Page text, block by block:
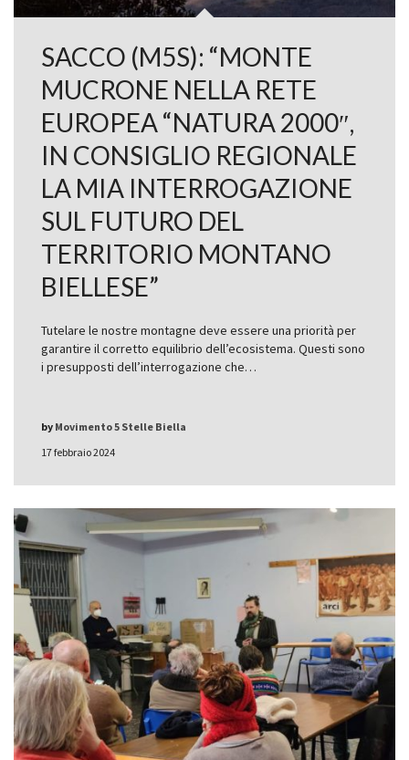
SACCO (M5S): “MONTE
MUCRONE NELLA RETE
EUROPEA “NATURA 2000″,
IN CONSIGLIO REGIONALE
LA MIA INTERROGAZIONE
SUL FUTURO DEL
TERRITORIO MONTANO
BIELLESE”
Tutelare le nostre montagne deve essere una priorità per
garantire il corretto equilibrio dell’ecosistema. Questi sono
i presupposti dell’interrogazione che…
17 febbraio 2024
by Movimento 5 Stelle Biella